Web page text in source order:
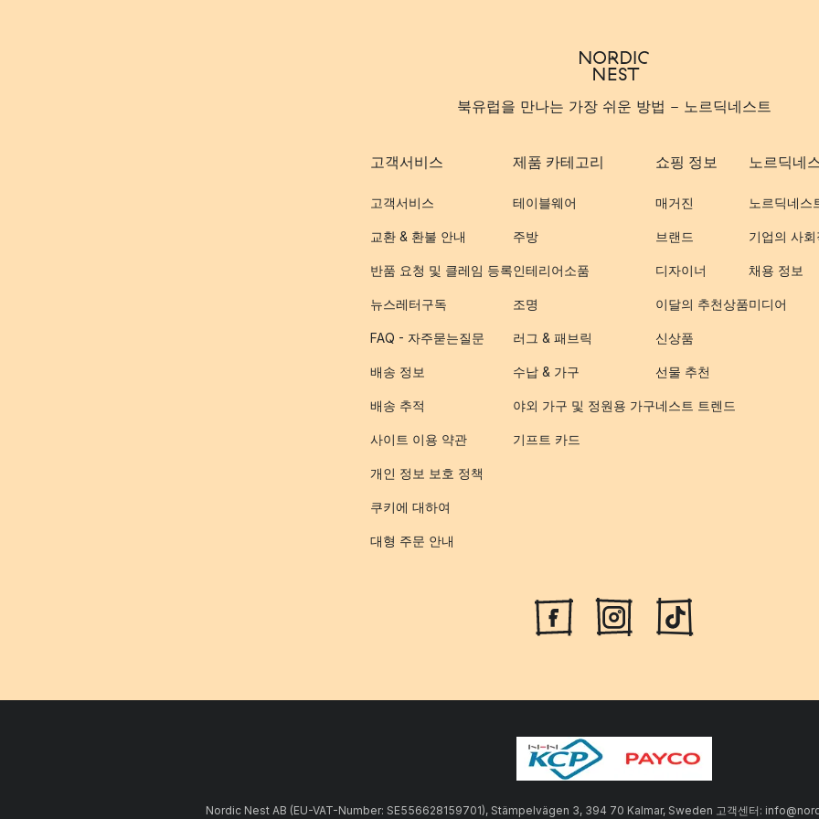
북유럽을 만나는 가장 쉬운 방법 - 노르딕네스트
고객서비스
고객서비스
교환 & 환불 안내
반품 요청 및 클레임 등록
뉴스레터구독
FAQ - 자주묻는질문
배송 정보
배송 추적
사이트 이용 약관
개인 정보 보호 정책
쿠키에 대하여
대형 주문 안내
제품 카테고리
테이블웨어
주방
인테리어소품
조명
러그 & 패브릭
수납 & 가구
야외 가구 및 정원용 가구
기프트 카드
쇼핑 정보
매거진
브랜드
디자이너
이달의 추천상품
신상품
선물 추천
네스트 트렌드
노르딕네
노르딕네스
기업의 사회
채용 정보
미디어
Nordic Nest AB (EU-VAT-Number: SE556628159701), Stämpelvägen 3, 394 70 Kalmar, Sweden 고객센터: